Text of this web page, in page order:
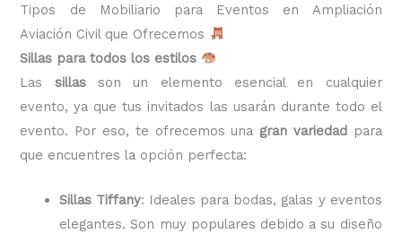
Tipos de Mobiliario para Eventos en Ampliación
Aviación Civil que Ofrecemos
Sillas para todos los estilos
Las sillasson un elemento esencial en cualquier
evento, ya que tus invitados las usarán durante todo el
evento. Por eso, te ofrecemos una gran variedadpara
que encuentres la opción perfecta:
Sillas Tiffany: Ideales para bodas, galas y eventos
elegantes. Son muy populares debido a su diseño